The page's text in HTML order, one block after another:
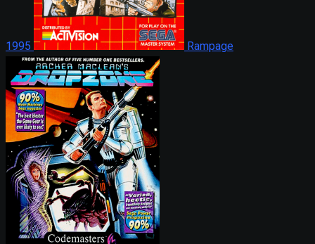
1995 Rampage